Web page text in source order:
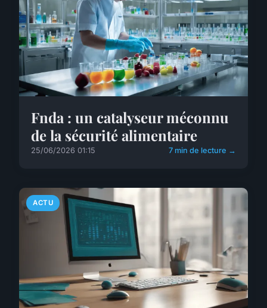
Fnda : un catalyseur méconnu
de la sécurité alimentaire
25/06/2026 01:15 7 min de lecture →
ACTU